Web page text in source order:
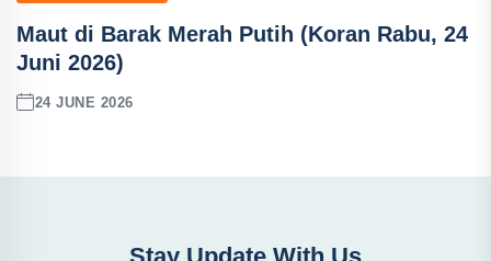
Maut di Barak Merah Putih (Koran Rabu, 24
Juni 2026)
24 JUNE 2026